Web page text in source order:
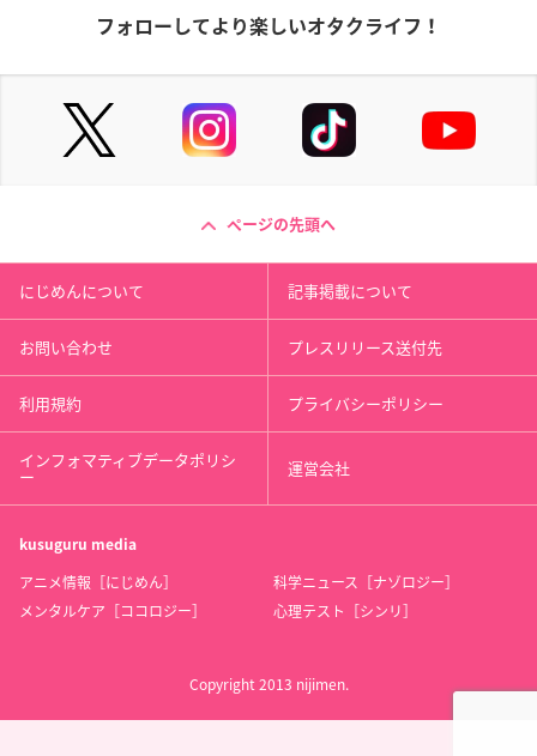
フォローしてより楽しいオタクライフ！
ページの先頭へ
にじめんについて 記事掲載について
お問い合わせ プレスリリース送付先
利用規約 プライバシーポリシー
インフォマティブデータポリシ
ー 運営会社
kusuguru media
アニメ情報［にじめん］
科学ニュース［ナゾロジー］
メンタルケア［ココロジー］
心理テスト［シンリ］
Copyright 2013 nijimen.